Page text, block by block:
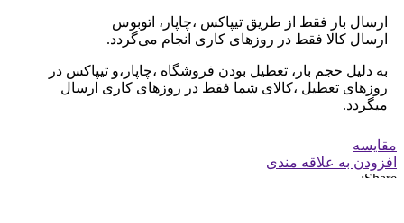
ارسال بار فقط از طریق تیپاکس ،چاپار، اتوبوس
ارسال کالا فقط در روزهای کاری انجام می‌گردد.
به دلیل حجم بار، تعطیل بودن فروشگاه ،چاپار،و تیپاکس در
روزهای تعطیل ،کالای شما فقط در روزهای کاری ارسال
میگردد.
مقایسه
افزودن به علاقه مندی
Share: